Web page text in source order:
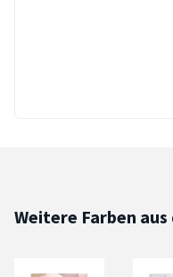
Weitere Farben